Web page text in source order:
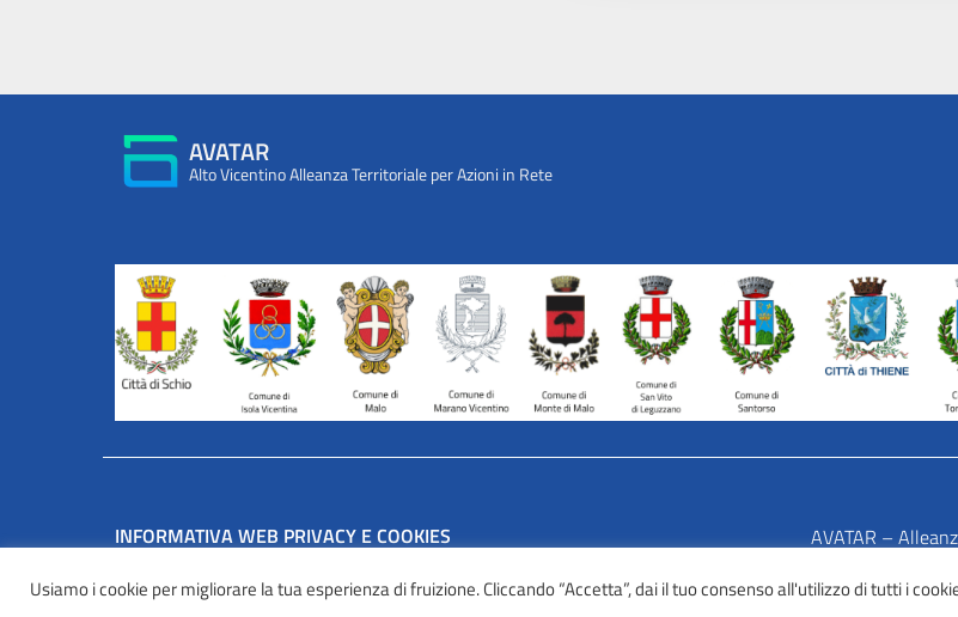
AVATAR
Alto Vicentino Alleanza Territoriale per Azioni in Rete
INFORMATIVA WEB PRIVACY E COOKIES
Informazioni sulla privacy
AVATAR –
Mail:
Usiamo i cookie per migliorare la tua esperienza di fruizione. Cliccando “Accetta”, dai il tuo consenso all'utilizzo di tutti i